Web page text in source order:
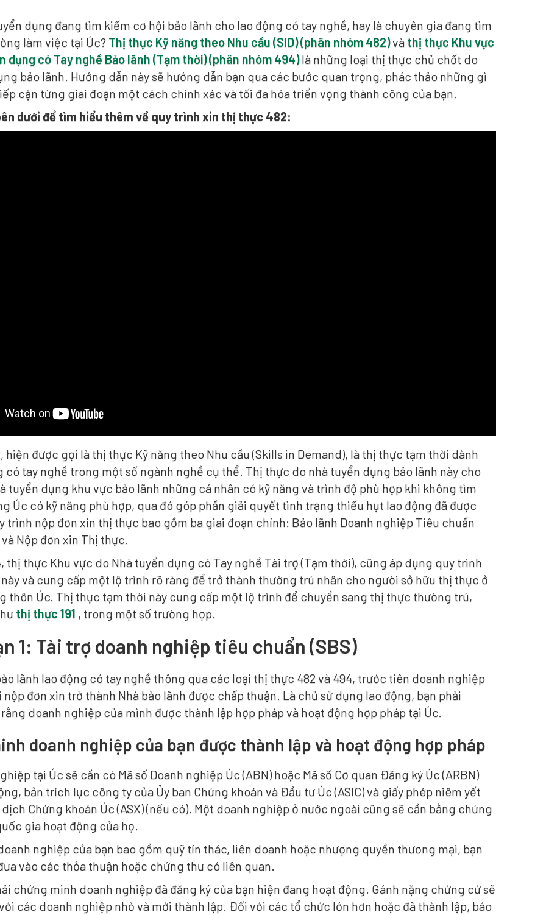
dụng đang tìm kiếm cơ hội bảo lãnh cho lao động có tay nghề, hay là chuyên gia đang tìm
làm việc tại Úc? Thị thực Kỹ năng theo Nhu cầu (SID) (phân nhóm 482)và thị thực Khu vực
dụng có Tay nghề Bảo lãnh (Tạm thời) (phân nhóm 494)là những loại thị thực chủ chốt do
bảo lãnh. Hướng dẫn này sẽ hướng dẫn bạn qua các bước quan trọng, phác thảo những gì
cận từng giai đoạn một cách chính xác và tối đa hóa triển vọng thành công của bạn.
dưới để tìm hiểu thêm về quy trình xin thị thực 482:
hiện được gọi là thị thực Kỹ năng theo Nhu cầu (Skills in Demand), là thị thực tạm thời dành
có tay nghề trong một số ngành nghề cụ thể. Thị thực do nhà tuyển dụng bảo lãnh này cho
tuyển dụng khu vực bảo lãnh những cá nhân có kỹ năng và trình độ phù hợp khi không tìm
Úc có kỹ năng phù hợp, qua đó góp phần giải quyết tình trạng thiếu hụt lao động đã được
trình nộp đơn xin thị thực bao gồm ba giai đoạn chính: Bảo lãnh Doanh nghiệp Tiêu chuẩn
Nộp đơn xin Thị thực.
thị thực Khu vực do Nhà tuyển dụng có Tay nghề Tài trợ (Tạm thời), cũng áp dụng quy trình
và cung cấp một lộ trình rõ ràng để trở thành thường trú nhân cho người sở hữu thị thực ở
thôn Úc. Thị thực tạm thời này cung cấp một lộ trình để chuyển sang thị thực thường trú,
thị thực 191 , trong một số trường hợp.
1: Tài trợ doanh nghiệp tiêu chuẩn (SBS)
lãnh lao động có tay nghề thông qua các loại thị thực 482 và 494, trước tiên doanh nghiệp
nộp đơn xin trở thành Nhà bảo lãnh được chấp thuận. Là chủ sử dụng lao động, bạn phải
doanh nghiệp của mình được thành lập hợp pháp và hoạt động hợp pháp tại Úc.
doanh nghiệp của bạn được thành lập và hoạt động hợp pháp
tại Úc sẽ cần có Mã số Doanh nghiệp Úc (ABN) hoặc Mã số Cơ quan Đăng ký Úc (ARBN)
bản trích lục công ty của Ủy ban Chứng khoán và Đầu tư Úc (ASIC) và giấy phép niêm yết
Chứng khoán Úc (ASX) (nếu có). Một doanh nghiệp ở nước ngoài cũng sẽ cần bằng chứng
gia hoạt động của họ.
nghiệp của bạn bao gồm quỹ tín thác, liên doanh hoặc nhượng quyền thương mại, bạn
vào các thỏa thuận hoặc chứng thư có liên quan.
chứng minh doanh nghiệp đã đăng ký của bạn hiện đang hoạt động. Gánh nặng chứng cứ sẽ
các doanh nghiệp nhỏ và mới thành lập. Đối với các tổ chức lớn hơn hoặc đã thành lập, báo